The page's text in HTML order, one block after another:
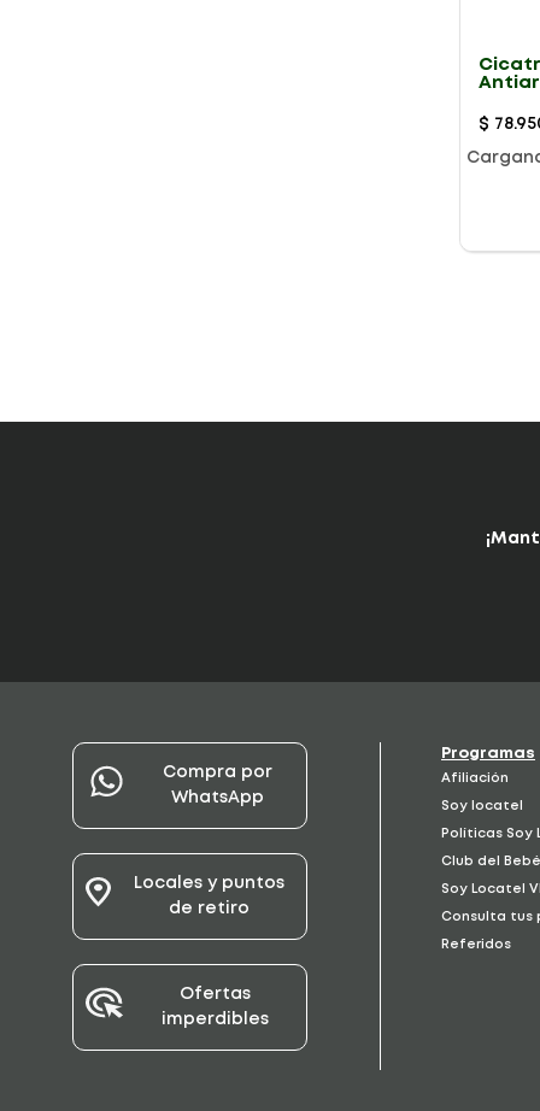
$ 78.
Compra por
WhatsApp
Locales y puntos
de retiro
Ofertas
imperdibles
Programas
Afiliación
Soy locatel
Políticas Soy
Club del Bebé
Soy Locatel
Consulta tus
Referidos